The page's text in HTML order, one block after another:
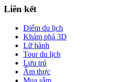
Liên kết
Điểm du lịch
Khám phá 3D
Lữ hành
Tour du lịch
Lưu trú
Ẩm thực
Mua sắm